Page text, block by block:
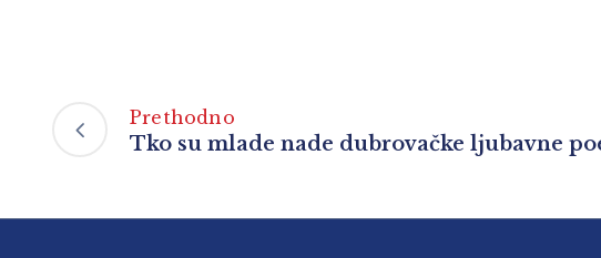
Prethodno
Tko su mlade nade dubrovačke ljubavne